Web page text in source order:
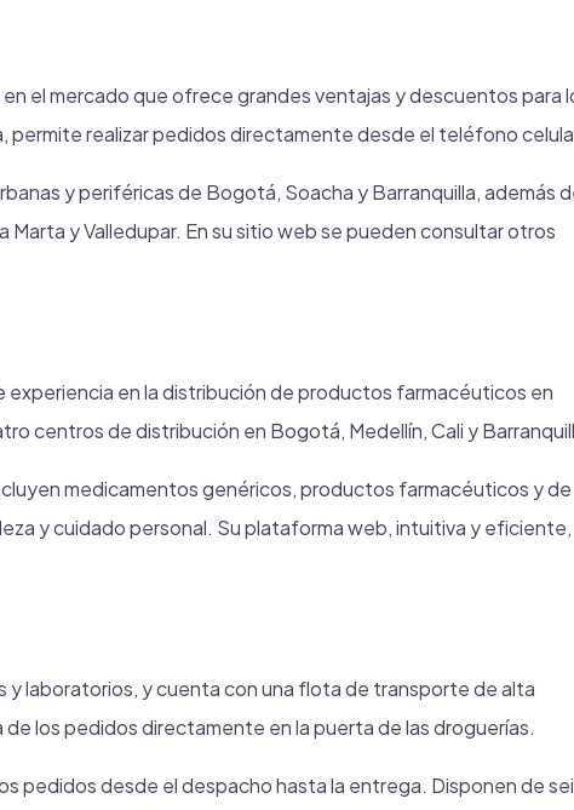
el mercado que ofrece grandes ventajas y descuentos para
permite realizar pedidos directamente desde el teléfono
y periféricas de Bogotá, Soacha y Barranquilla, además
y Valledupar. En su sitio web se pueden consultar otros
experiencia en la distribución de productos farmacéuticos en
centros de distribución en Bogotá, Medellín, Cali y
medicamentos genéricos, productos farmacéuticos y de
y cuidado personal. Su plataforma web, intuitiva y eficiente,
y laboratorios, y cuenta con una flota de transporte de alta
los pedidos directamente en la puerta de las droguerías.
pedidos desde el despacho hasta la entrega. Disponen de